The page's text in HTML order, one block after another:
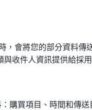
，會將您的部分資料傳
收件人資訊提供給採
購買項目、時間和傳